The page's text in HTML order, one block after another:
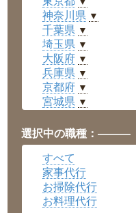
神奈川県 ▼
千葉県 ▼
埼玉県 ▼
大阪府 ▼
兵庫県 ▼
京都府 ▼
宮城県 ▼
福井県 ▼
岡山県 ▼
広島県
沖縄県 ▼
選択中の職種：———
すべて
家事代行
お掃除代行
お料理代行